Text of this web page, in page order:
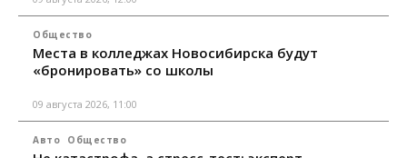
Общество
Места в колледжах Новосибирска будут
«бронировать» со школы
09 августа 2026, 11:00
Авто Общество